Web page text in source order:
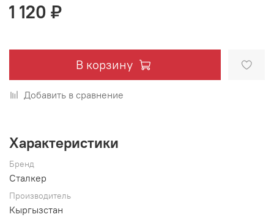
1 120 ₽
В корзину
Добавить в сравнение
Характеристики
Бренд
Сталкер
Производитель
Кыргызстан